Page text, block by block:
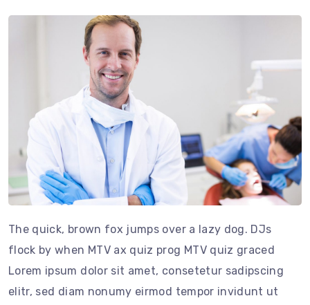
The quick, brown fox jumps over a lazy dog. DJs
flock by when MTV ax quiz prog MTV quiz graced
Lorem ipsum dolor sit amet, consetetur sadipscing
elitr, sed diam nonumy eirmod tempor invidunt ut